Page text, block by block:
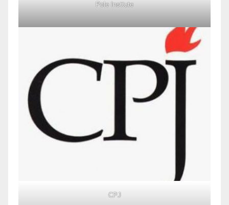
Pole Insttute
CPJ